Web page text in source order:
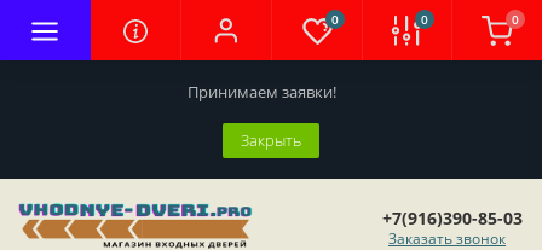
Принимаем заявки!
Закрыть
0 0 0
+7(916)390-85-03
Заказать звонок